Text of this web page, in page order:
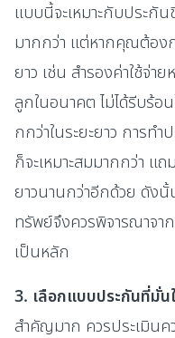
แบบนี้จะเหมาะกับประกั
มากกว่า แต่หากคุณต้องก
ยาว เช่น สำรองค่าใช้จ่
ลูกในอนาคต ไม่ได้รีบร้อ
กกว่าในระยะยาว การท
ก็จะเหมาะสมมากกว่า แ
ยาวนานกว่าอีกด้วย ดังนั้
ทรัพย์จึงควรพิจารณาจา
เป็นหลัก
3. เลือกแบบประกันที่มั่น
สำคัญมาก ควรประเมินค